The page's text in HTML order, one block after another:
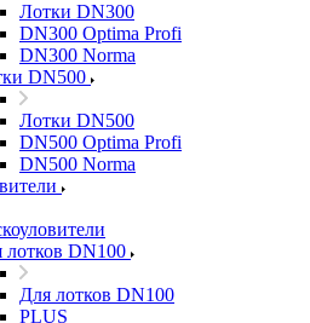
Лотки DN300
DN300 Optima Profi
DN300 Norma
DN500
Лотки DN500
DN500 Optima Profi
DN500 Norma
лотков DN100
Для лотков DN100
PLUS